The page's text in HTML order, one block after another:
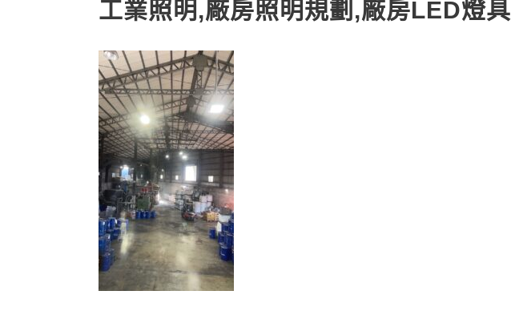
工業照明,廠房照明規劃,廠房LED燈具